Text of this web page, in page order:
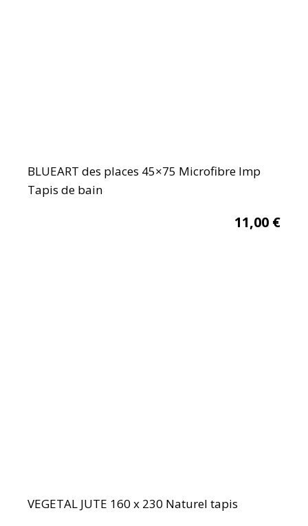
BLUEART des places 45×75 Microfibre Imp
Tapis de bain
11,00 €
VEGETAL JUTE 160 x 230 Naturel tapis